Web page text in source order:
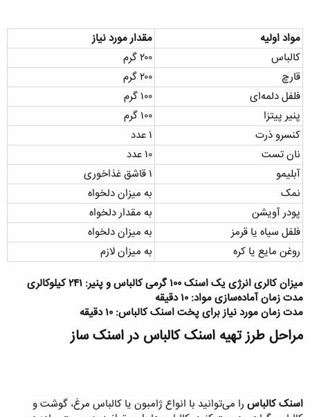
مواد اولیه
مقدار مورد نیاز
کالباس
۲۰۰ گرم
قارچ
۲۰۰ گرم
فلفل دلمه‌ای
۱۰۰ گرم
پنیر پیتزا
۱۰۰ گرم
کنسرو ذرت
۱ عدد
نان تست
۱۰ عدد
آبلیمو
۱ قاشق غذاخوری
نمک
به میزان دلخواه
پودر آویشن
به مقدار دلخواه
فلفل سیاه یا قرمز
به میزان دلخواه
روغن مایع یا کره
به میزان لازم
میزان کالری انرژی یک اسنک ۱۰۰ گرمی کالباس و پنیر: ۲۴۱ کیلوکالری
مدت زمان آماده‌سازی مواد: ۱۰ دقیقه
مدت زمان مورد نیاز برای پخت اسنک کالباس: ۱۰ دقیقه
مراحل طرز تهیه اسنک کالباس در اسنک ساز​
اسنک کالباس را می‌توانید با انواع ژامبون یا کالباس مرغ، گوشت و